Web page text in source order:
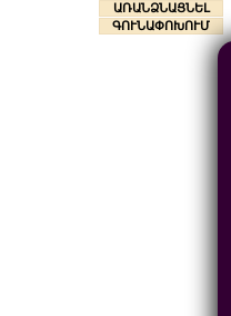
ԱՌԱՆՁՆԱՑՆԵԼ
ԳՈՒՆԱՓՈԽՈՒՄ